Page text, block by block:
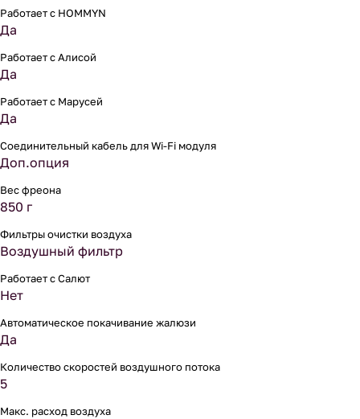
Работает с HOMMYN
Да
Работает с Алисой
Да
Работает с Марусей
Да
Соединительный кабель для Wi-Fi модуля
Доп.опция
Вес фреона
850 г
Фильтры очистки воздуха
Воздушный фильтр
Работает с Салют
Нет
Автоматическое покачивание жалюзи
Да
Количество скоростей воздушного потока
5
Макс. расход воздуха